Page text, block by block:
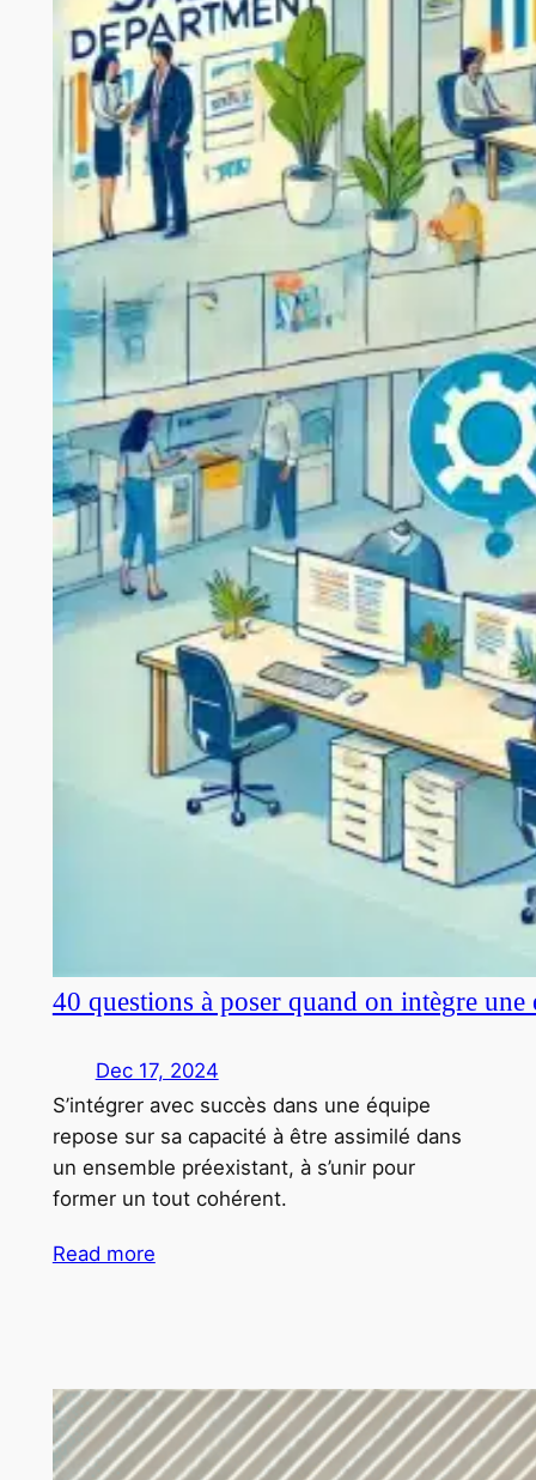
40 questions à poser quand on intègre
Dec 17, 2024
S’intégrer avec succès dans une équipe
repose sur sa capacité à être assimilé dans
un ensemble préexistant, à s’unir pour
former un tout cohérent.
Read more